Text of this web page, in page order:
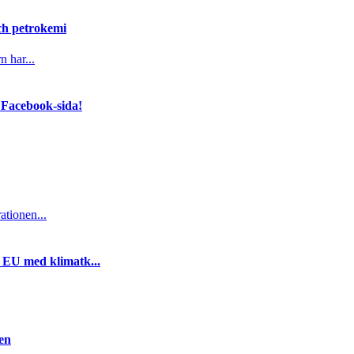
petrokemi
har...
sida!
med klimatk...